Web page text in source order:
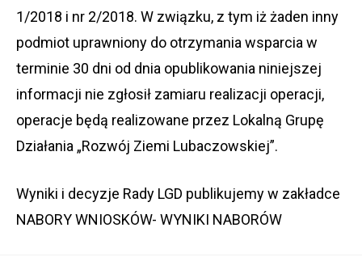
1/2018 i nr 2/2018. W związku, z tym iż żaden inny
podmiot uprawniony do otrzymania wsparcia w
terminie 30 dni od dnia opublikowania niniejszej
informacji nie zgłosił zamiaru realizacji operacji,
operacje będą realizowane przez Lokalną Grupę
Działania „Rozwój Ziemi Lubaczowskiej”.
Wyniki i decyzje Rady LGD publikujemy w zakładce
NABORY WNIOSKÓW- WYNIKI NABORÓW